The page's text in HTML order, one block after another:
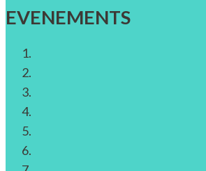
EVENEMENTS